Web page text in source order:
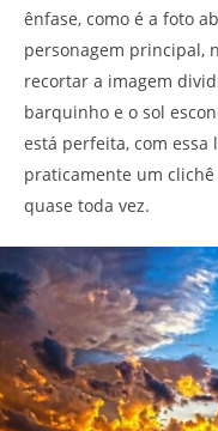
ênfase, como é a foto
personagem principal,
recortar a imagem
barquinho e o sol
está perfeita, com
praticamente um
quase toda vez.